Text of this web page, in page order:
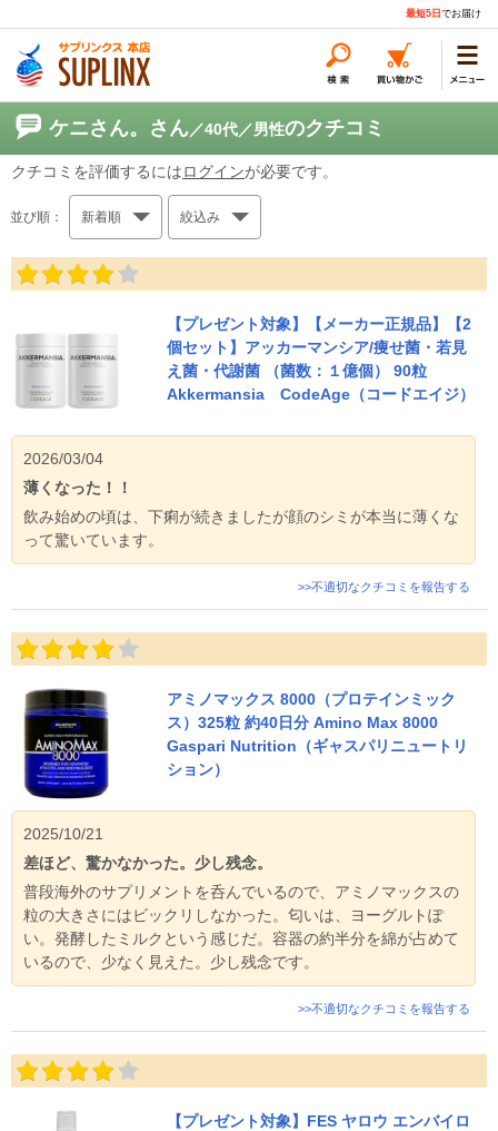
最短5日 でお届け
ケニさん。さん／40代／男性のクチコミ
クチコミを評価するにはログインが必要です。
並び順： 新着順 絞込み
【プレゼント対象】【メーカー正規品】【2
個セット】アッカーマンシア/痩せ菌・若見
え菌・代謝菌 （菌数：１億個） 90粒
Akkermansia CodeAge（コードエイジ）
2026/03/04
薄くなった！！
飲み始めの頃は、下痢が続きましたが顔のシミが本当に薄くな
って驚いています。
>>不適切なクチコミを報告する
アミノマックス 8000（プロテインミック
ス）325粒 約40日分 Amino Max 8000
Gaspari Nutrition（ギャスパリニュートリ
ション）
2025/10/21
差ほど、驚かなかった。少し残念。
普段海外のサプリメントを呑んでいるので、アミノマックスの
粒の大きさにはビックリしなかった。匂いは、ヨーグルトぽ
い。発酵したミルクという感じだ。容器の約半分を綿が占めて
いるので、少なく見えた。少し残念です。
>>不適切なクチコミを報告する
【プレゼント対象】FES ヤロウ エンバイロ